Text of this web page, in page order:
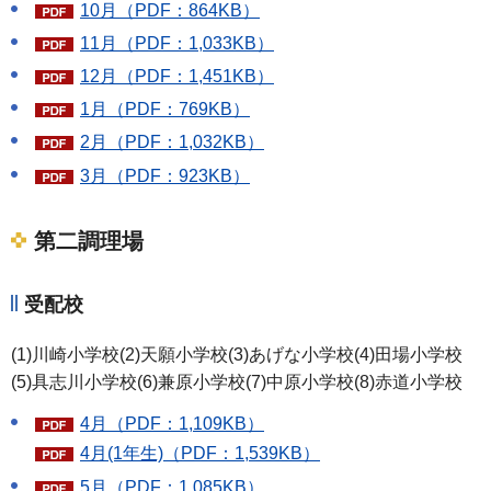
10月（PDF：864KB）
11月（PDF：1,033KB）
12月（PDF：1,451KB）
1月（PDF：769KB）
2月（PDF：1,032KB）
3月（PDF：923KB）
​第二調理場
受配校
(1)川崎小学校(2)天願小学校(3)あげな小学校(4)田場小学校
(5)具志川小学校(6)兼原小学校(7)中原小学校(8)赤道小学校
4月（PDF：1,109KB）
4月(1年生)（PDF：1,539KB）
5月（PDF：1,085KB）